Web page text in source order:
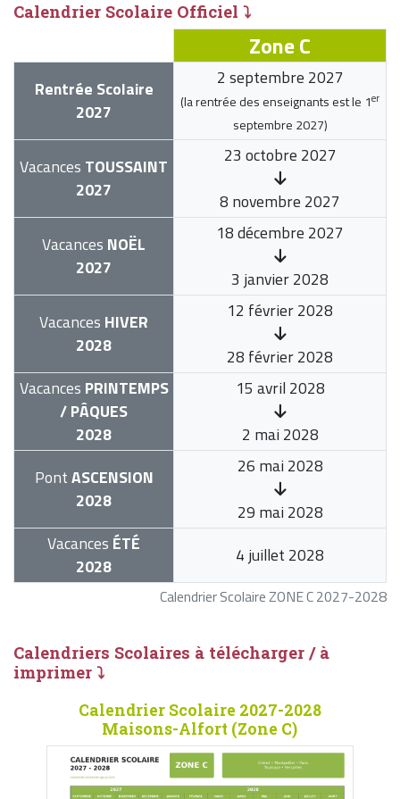
Calendrier Scolaire Officiel ⤵
Calendrier Scolaire ZONE C 2027-2028
Zone C
Rentrée Scolaire
2027
2 septembre 2027
(la rentrée des enseignants est le 1er
septembre 2027)
Vacances TOUSSAINT
2027
23 octobre 2027
8 novembre 2027
Vacances NOËL
2027
18 décembre 2027
3 janvier 2028
Vacances HIVER
2028
12 février 2028
28 février 2028
Vacances PRINTEMPS
/ PÂQUES
2028
15 avril 2028
2 mai 2028
PontASCENSION
2028
26 mai 2028
29 mai 2028
Vacances ÉTÉ
2028
4 juillet 2028
Calendriers Scolaires à télécharger / à
imprimer ⤵
Calendrier Scolaire 2027-2028
Maisons-Alfort (Zone C)